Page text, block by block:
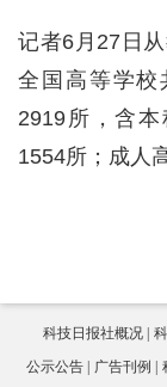
记者6月27日
全国高等学校
2919所，含
1554所；成人
科技日报社概况
公示公告
广告刊例